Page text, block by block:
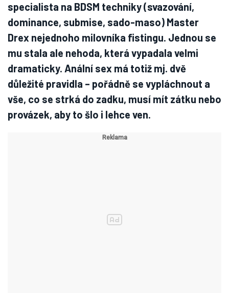
specialista na BDSM techniky (svazování,
dominance, submise, sado-maso) Master
Drex nejednoho milovníka fistingu. Jednou se
mu stala ale nehoda, která vypadala velmi
dramaticky. Anální sex má totiž mj. dvě
důležité pravidla – pořádně se vypláchnout a
vše, co se strká do zadku, musí mít zátku nebo
provázek, aby to šlo i lehce ven.